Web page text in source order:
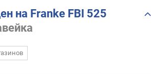
на Franke FBI 525